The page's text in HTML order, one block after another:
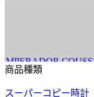
COUSSIN
商品種類
スーパーコピー時計